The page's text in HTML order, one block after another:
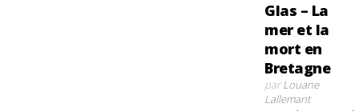
Glas – La
mer et la
mort en
Bretagne
parLouane
Lallemant